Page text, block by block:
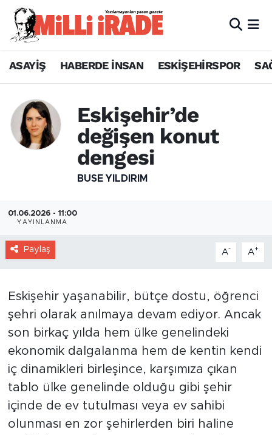
ASAYİŞ HABERDE İNSAN ESKİŞEHİRSPOR
Eskişehir’de
değişen konut
dengesi
BUSE YILDIRIM
01.06.2026 - 11:00
YAYINLANMA
Paylaş A- A+
Eskişehir yaşanabilir, bütçe dostu, öğrenci
şehri olarak anılmaya devam ediyor. Ancak
son birkaç yılda hem ülke genelindeki
ekonomik dalgalanma hem de kentin kendi
iç dinamikleri birleşince, karşımıza çıkan
tablo ülke genelinde olduğu gibi şehir
içinde de ev tutulması veya ev sahibi
olunması en zor şehirlerden biri haline